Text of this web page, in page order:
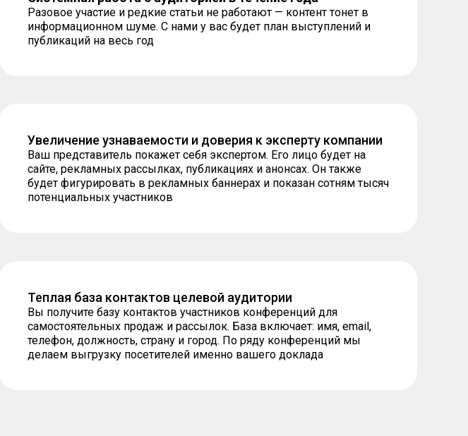
Увеличение узнаваемости и доверия к эксперту компании
Ваш представитель покажет себя экспертом. Его лицо будет на
сайте, рекламных рассылках, публикациях и анонсах. Он также
будет фигурировать в рекламных баннерах и показан сотням тысяч
потенциальных участников
Теплая база контактов целевой аудитории
Вы получите базу контактов участников конференций для
самостоятельных продаж и рассылок. База включает: имя, email,
телефон, должность, страну и город. По ряду конференций мы
делаем выгрузку посетителей именно вашего доклада
Разовое участие и редкие статьи не работают — контент тонет в
информационном шуме. С нами у вас будет план выступлений и
публикаций на весь год